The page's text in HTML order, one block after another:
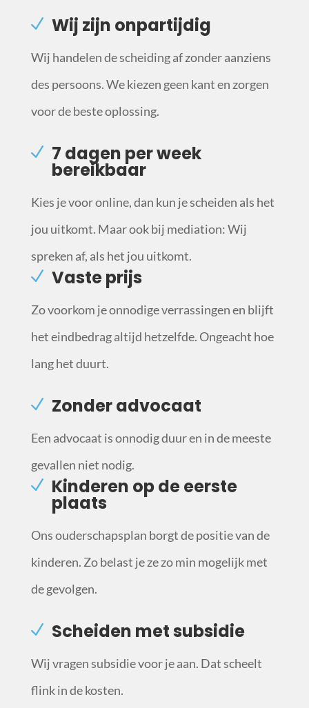
Wij zijn onpartijdig
Wij handelen de scheiding af zonder aanziens
des persoons. We kiezen geen kant en zorgen
voor de beste oplossing.
7 dagen per week
bereikbaar
Kies je voor online, dan kun je scheiden als het
jou uitkomt. Maar ook bij mediation: Wij
spreken af, als het jou uitkomt.
Vaste prijs
Zo voorkom je onnodige verrassingen en blijft
het eindbedrag altijd hetzelfde. Ongeacht hoe
lang het duurt.
Zonder advocaat
Een advocaat is onnodig duur en in de meeste
gevallen niet nodig.
Kinderen op de eerste
plaats
Ons ouderschapsplan borgt de positie van de
kinderen. Zo belast je ze zo min mogelijk met
de gevolgen.
Scheiden met subsidie
Wij vragen subsidie voor je aan. Dat scheelt
flink in de kosten.